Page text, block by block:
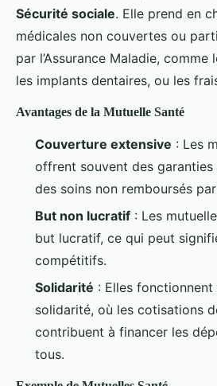
Sécurité sociale. Elle prend en
médicales non couvertes ou
par l’Assurance Maladie, comme
les implants dentaires, ou les
Avantages de la Mutuelle Santé
Couverture extensive : Les
offrent souvent des garanties
des soins non remboursés
But non lucratif : Les
but lucratif, ce qui peut
compétitifs.
Solidarité : Elles
solidarité, où les cotisations
contribuent à financer les
tous.